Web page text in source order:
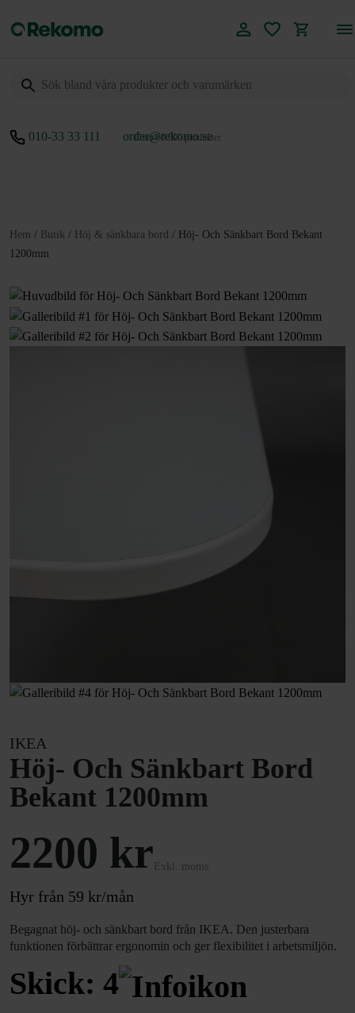
010-33 33 111 order@rekomo.se
Över 60.000 produkter
Hem / Butik / Höj & sänkbara bord / Höj- Och Sänkbart Bord Bekant
1200mm
IKEA
Höj- Och Sänkbart Bord
Bekant 1200mm
2200 kr Exkl. moms
Hyr från 59 kr/mån
Begagnat höj- och sänkbart bord från IKEA. Den justerbara
funktionen förbättrar ergonomin och ger flexibilitet i arbetsmiljön.
Skick: 4